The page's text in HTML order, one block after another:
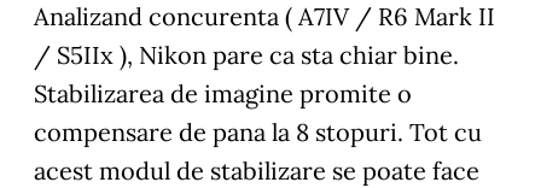
Analizand concurenta ( A7IV / R6 Mark II
/ S5IIx ), Nikon pare ca sta chiar bine.
Stabilizarea de imagine promite o
compensare de pana la 8 stopuri. Tot cu
acest modul de stabilizare se poate face